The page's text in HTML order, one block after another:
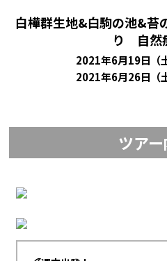
白樺群生地&白駒の池&苔
り 自然
2021年6月19日
2021年6月26日
ツア